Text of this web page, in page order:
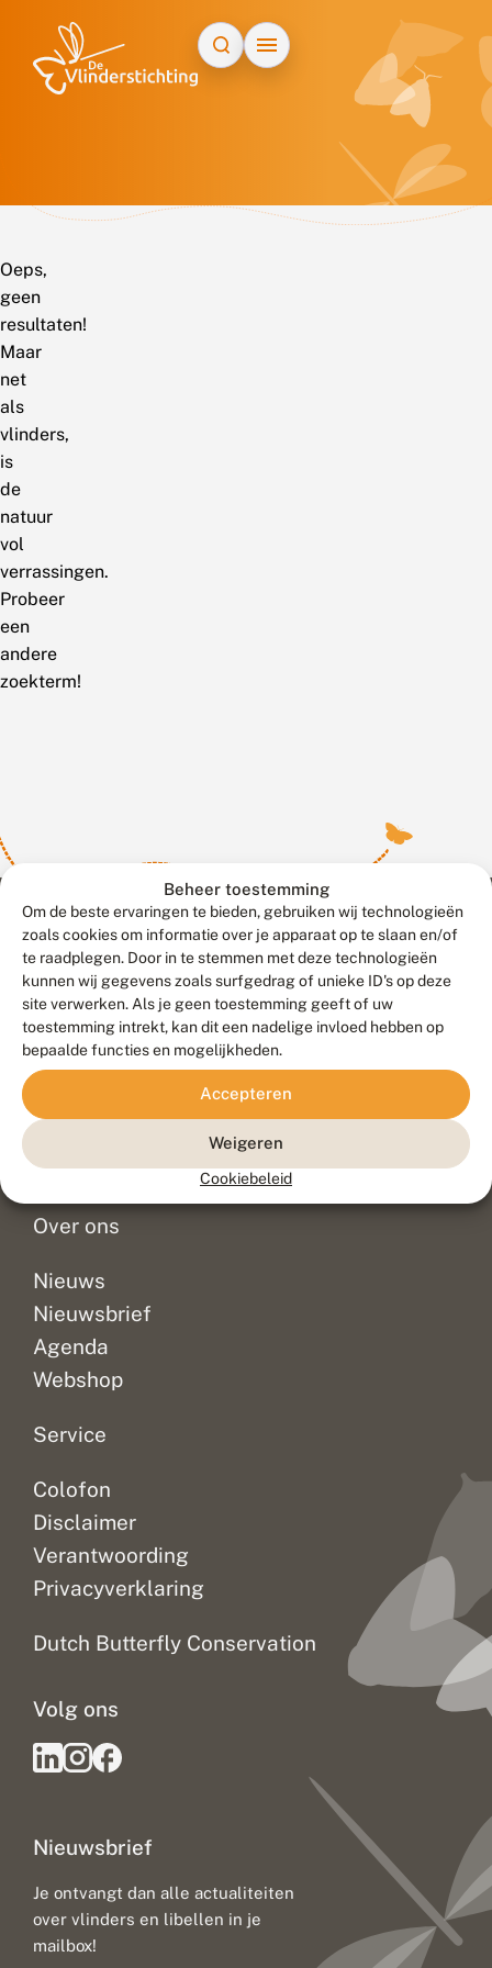
Beheer toestemming
Om de beste ervaringen te bieden, gebruiken wij technologieën
zoals cookies om informatie over je apparaat op te slaan en/of
te raadplegen. Door in te stemmen met deze technologieën
kunnen wij gegevens zoals surfgedrag of unieke ID's op deze
site verwerken. Als je geen toestemming geeft of uw
toestemming intrekt, kan dit een nadelige invloed hebben op
bepaalde functies en mogelijkheden.
Accepteren
Weigeren
Cookiebeleid
Oeps,
geen
resultaten!
Maar
net
als
vlinders,
is
de
natuur
vol
verrassingen.
Probeer
een
andere
zoekterm!
Contact
Veelgestelde vragen
Doneer
Over ons
Nieuws
Nieuwsbrief
Agenda
Webshop
Service
Colofon
Disclaimer
Verantwoording
Privacyverklaring
Dutch Butterfly Conservation
Nieuwsbrief
Je ontvangt dan alle actualiteiten
over vlinders en libellen in je
mailbox!
Volg ons
Meld waarnemingen© 2026 Vlinderstichting
Duurzaam ontwikkeld door
Go2People
, ontworpen door
Blue Field Agency
Privacy
Disclaimer
Sitemap